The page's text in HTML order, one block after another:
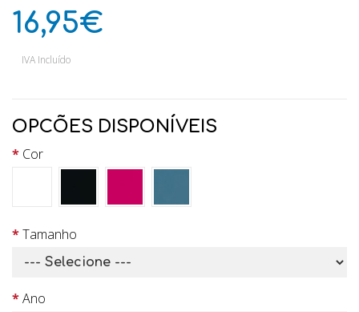
16,95€
IVA Incluído
OPCÕES DISPONÍVEIS
Cor
Tamanho
Ano